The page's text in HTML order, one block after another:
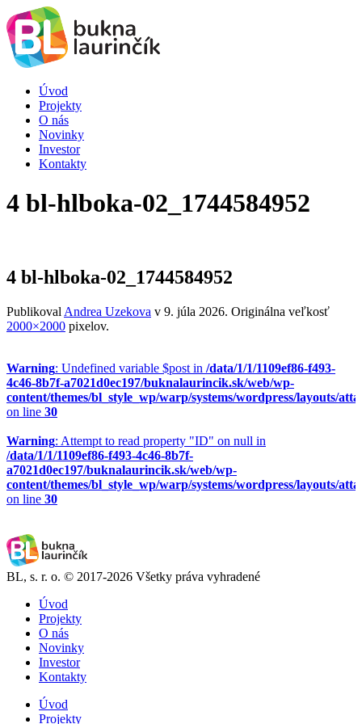
Úvod
Projekty
O nás
Novinky
Investor
Kontakty
4 bl-hlboka-02_1744584952
4 bl-hlboka-02_1744584952
Publikoval Andrea Uzekova v 9. júla 2026. Originálna veľkosť
2000×2000 pixelov.
Warning: Undefined variable $post in /data/1/1/1109ef86-f493-
4c46-8b7f-a7021d0ec197/buknalaurincik.sk/web/wp-
content/themes/bl_style_wp/warp/systems/wordpress/layouts/
on line 30
Warning: Attempt to read property "ID" on null in
/data/1/1/1109ef86-f493-4c46-8b7f-
a7021d0ec197/buknalaurincik.sk/web/wp-
content/themes/bl_style_wp/warp/systems/wordpress/layouts/
on line 30
BL, s. r. o. © 2017-2026 Všetky práva vyhradené
Úvod
Projekty
O nás
Novinky
Investor
Kontakty
Úvod
Projekty